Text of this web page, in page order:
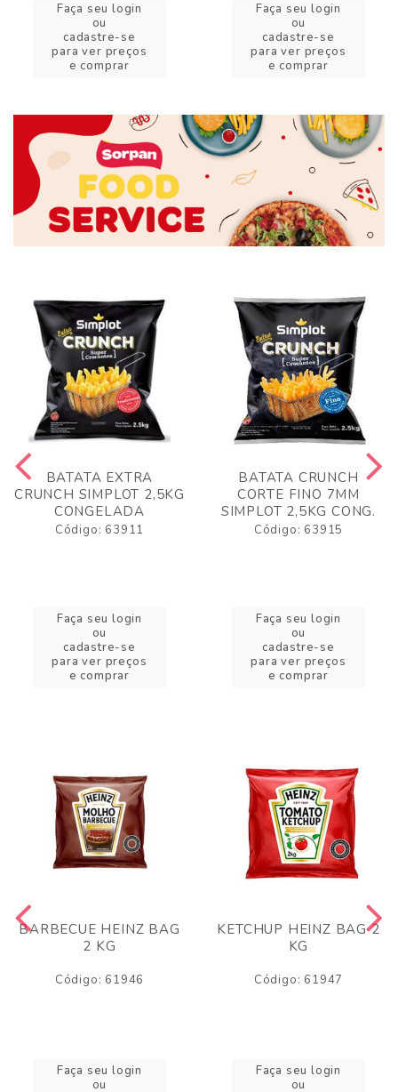
Faça seu login
ou
cadastre-se
para ver preços
e comprar
Faça seu login
ou
cadastre-se
para ver preços
e comprar
BATATA EXTRA
CRUNCH SIMPLOT 2,5KG
CONGELADA
Código: 63911
Faça seu login
ou
cadastre-se
para ver preços
e comprar
BATATA CRUNCH
CORTE FINO 7MM
SIMPLOT 2,5KG CONG.
Código: 63915
Faça seu login
ou
cadastre-se
para ver preços
e comprar
BARBECUE HEINZ BAG
2 KG
Código: 61946
Faça seu login
ou
KETCHUP HEINZ BAG 2
KG
Código: 61947
Faça seu login
ou